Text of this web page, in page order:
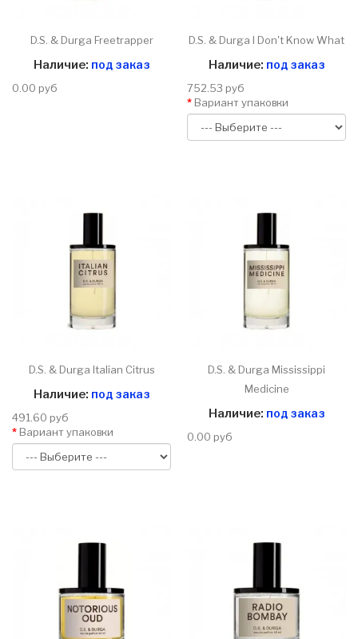
D.S. & Durga Freetrapper
Наличие: под заказ
0.00 руб
D.S. & Durga I Don't Know What
Наличие: под заказ
752.53 руб
Вариант упаковки
D.S. & Durga Italian Citrus
Наличие: под заказ
491.60 руб
Вариант упаковки
D.S. & Durga Mississippi
Medicine
Наличие: под заказ
0.00 руб